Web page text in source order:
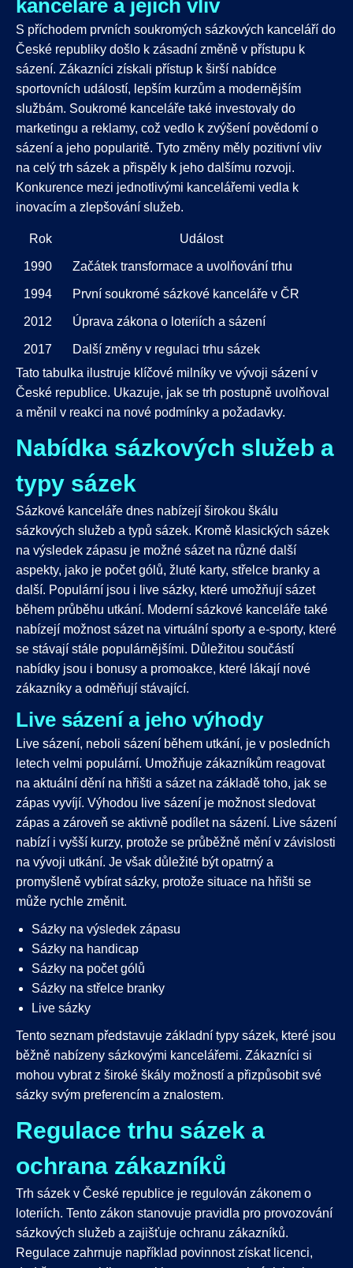
kanceláře a jejich vliv
S příchodem prvních soukromých sázkových kanceláří do
České republiky došlo k zásadní změně v přístupu k
sázení. Zákazníci získali přístup k širší nabídce
sportovních událostí, lepším kurzům a modernějším
službám. Soukromé kanceláře také investovaly do
marketingu a reklamy, což vedlo k zvýšení povědomí o
sázení a jeho popularitě. Tyto změny měly pozitivní vliv
na celý trh sázek a přispěly k jeho dalšímu rozvoji.
Konkurence mezi jednotlivými kancelářemi vedla k
inovacím a zlepšování služeb.
Rok Událost
1990 Začátek transformace a uvolňování trhu
1994 První soukromé sázkové kanceláře v ČR
2012 Úprava zákona o loteriích a sázení
2017
Další změny v regulaci trhu sázek
Tato tabulka ilustruje klíčové milníky ve vývoji sázení v
České republice. Ukazuje, jak se trh postupně uvolňoval
a měnil v reakci na nové podmínky a požadavky.
Nabídka sázkových služeb a
typy sázek
Sázkové kanceláře dnes nabízejí širokou škálu
sázkových služeb a typů sázek. Kromě klasických sázek
na výsledek zápasu je možné sázet na různé další
aspekty, jako je počet gólů, žluté karty, střelce branky a
další. Populární jsou i live sázky, které umožňují sázet
během průběhu utkání. Moderní sázkové kanceláře také
nabízejí možnost sázet na virtuální sporty a e-sporty, které
se stávají stále populárnějšími. Důležitou součástí
nabídky jsou i bonusy a promoakce, které lákají nové
zákazníky a odměňují stávající.
Live sázení a jeho výhody
Live sázení, neboli sázení během utkání, je v posledních
letech velmi populární. Umožňuje zákazníkům reagovat
na aktuální dění na hřišti a sázet na základě toho, jak se
zápas vyvíjí. Výhodou live sázení je možnost sledovat
zápas a zároveň se aktivně podílet na sázení. Live sázení
nabízí i vyšší kurzy, protože se průběžně mění v závislosti
na vývoji utkání. Je však důležité být opatrný a
promyšleně vybírat sázky, protože situace na hřišti se
může rychle změnit.
Sázky na výsledek zápasu
Sázky na handicap
Sázky na počet gólů
Sázky na střelce branky
Live sázky
Tento seznam představuje základní typy sázek, které jsou
běžně nabízeny sázkovými kancelářemi. Zákazníci si
mohou vybrat z široké škály možností a přizpůsobit své
sázky svým preferencím a znalostem.
Regulace trhu sázek a
ochrana zákazníků
Trh sázek v České republice je regulován zákonem o
loteriích. Tento zákon stanovuje pravidla pro provozování
sázkových služeb a zajišťuje ochranu zákazníků.
Regulace zahrnuje například povinnost získat licenci,